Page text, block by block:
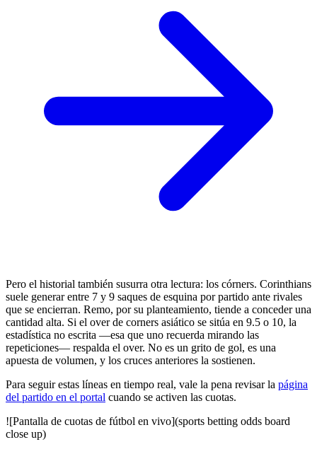
Pero el historial también susurra otra lectura: los córners. Corinthians
suele generar entre 7 y 9 saques de esquina por partido ante rivales
que se encierran. Remo, por su planteamiento, tiende a conceder una
cantidad alta. Si el over de corners asiático se sitúa en 9.5 o 10, la
estadística no escrita —esa que uno recuerda mirando las
repeticiones— respalda el over. No es un grito de gol, es una
apuesta de volumen, y los cruces anteriores la sostienen.
Para seguir estas líneas en tiempo real, vale la pena revisar la página
del partido en el portal cuando se activen las cuotas.
![Pantalla de cuotas de fútbol en vivo](sports betting odds board
close up)